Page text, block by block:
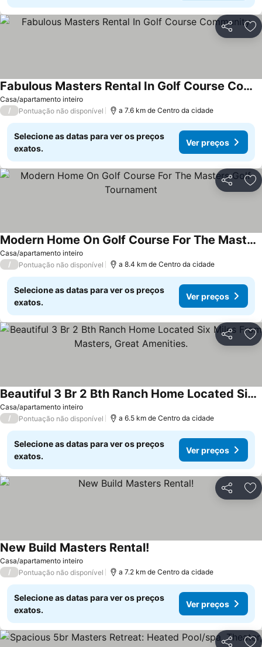
Partilhar
Casa/apartamento inteiro
Fabulous Masters Rental In Golf Course Community
/ Pontuação não disponível a 7.6 km de Centro da cidade
Selecione as datas para ver os preços
exatos.
Ver preços
Partilhar
Casa/apartamento inteiro
Modern Home On Golf Course For The Masters Golf Tournament
/ Pontuação não disponível a 8.4 km de Centro da cidade
Selecione as datas para ver os preços
exatos.
Ver preços
Partilhar
Casa/apartamento inteiro
Beautiful 3 Br 2 Bth Ranch Home Located Six Miles From Masters, Great Amenities.
/ Pontuação não disponível a 6.5 km de Centro da cidade
Selecione as datas para ver os preços
exatos.
Ver preços
Partilhar
Casa/apartamento inteiro
New Build Masters Rental!
/ Pontuação não disponível a 7.2 km de Centro da cidade
Selecione as datas para ver os preços
exatos.
Ver preços